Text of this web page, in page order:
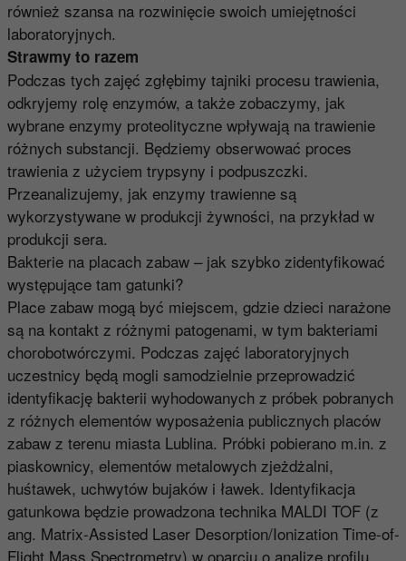
również szansa na rozwinięcie swoich umiejętności
laboratoryjnych.
Strawmy to razem
Podczas tych zajęć zgłębimy tajniki procesu trawienia,
odkryjemy rolę enzymów, a także zobaczymy, jak
wybrane enzymy proteolityczne wpływają na trawienie
różnych substancji. Będziemy obserwować proces
trawienia z użyciem trypsyny i podpuszczki.
Przeanalizujemy, jak enzymy trawienne są
wykorzystywane w produkcji żywności, na przykład w
produkcji sera.
Bakterie na placach zabaw – jak szybko zidentyfikować
występujące tam gatunki?
Place zabaw mogą być miejscem, gdzie dzieci narażone
są na kontakt z różnymi patogenami, w tym bakteriami
chorobotwórczymi. Podczas zajęć laboratoryjnych
uczestnicy będą mogli samodzielnie przeprowadzić
identyfikację bakterii wyhodowanych z próbek pobranych
z różnych elementów wyposażenia publicznych placów
zabaw z terenu miasta Lublina. Próbki pobierano m.in. z
piaskownicy, elementów metalowych zjeżdżalni,
huśtawek, uchwytów bujaków i ławek. Identyfikacja
gatunkowa będzie prowadzona technika MALDI TOF (z
ang. Matrix-Assisted Laser Desorption/Ionization Time-of-
Flight Mass Spectrometry) w oparciu o analizę profilu